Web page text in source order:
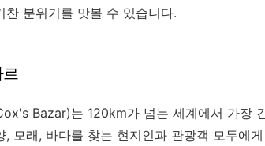
찬 분위기를 맛볼 수 있습니다.
Bazar)는 120km가 넘는 세계에서 가장
, 모래, 바다를 찾는 현지인과 관광객 모두에